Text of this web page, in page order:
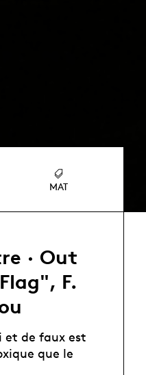
MAT
· Out
F.
et de faux est
que le